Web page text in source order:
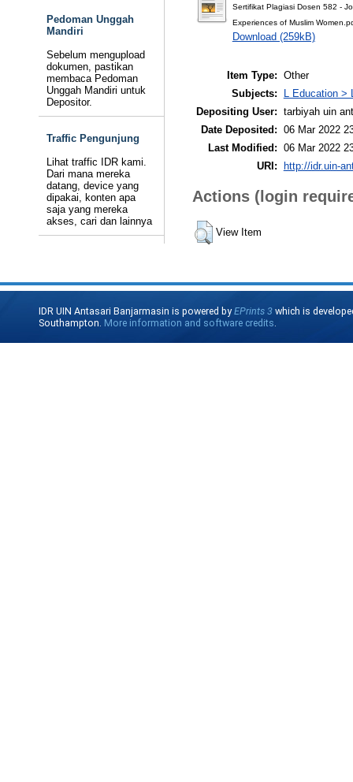
Pedoman Unggah
Mandiri
Sebelum mengupload
dokumen, pastikan
membaca Pedoman
Unggah Mandiri untuk
Depositor.
Traffic Pengunjung
Lihat traffic IDR kami.
Dari mana mereka
datang, device yang
dipakai, konten apa
saja yang mereka
akses, cari dan lainnya
Sertifikat Plagiasi Dosen 582 -
Experiences of Muslim
Download (259kB)
Item Type: Other
Subjects:
L Education
Depositing User: tarbiyah uin
Date Deposited: 06 Mar 2022
Last Modified: 06 Mar 2022
URI:
http://idr.uin-
Actions (login
View Item
IDR UIN Antasari Banjarmasin is powered byEPrints 3 which is
Southampton. More information and software credits